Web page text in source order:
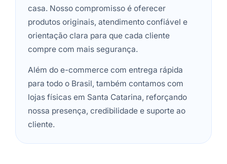
casa. Nosso compromisso é oferecer
produtos originais, atendimento confiável e
orientação clara para que cada cliente
compre com mais segurança.
Além do e-commerce com entrega rápida
para todo o Brasil, também contamos com
lojas físicas em Santa Catarina, reforçando
nossa presença, credibilidade e suporte ao
cliente.